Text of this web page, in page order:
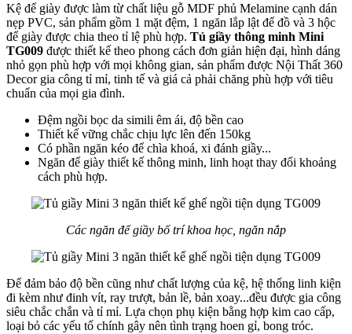
Kệ để giày được làm từ chất liệu gỗ MDF phủ Melamine cạnh dán
nẹp PVC, sản phẩm gồm 1 mặt đệm, 1 ngăn lắp lật để đồ và 3 hộc
để giày được chia theo tỉ lệ phù hợp. Tủ giầy thông minh Mini
TG009 được thiết kế theo phong cách đơn giản hiện đại, hình dáng
nhỏ gọn phù hợp với mọi không gian, sản phẩm được Nội Thất 360
Decor gia công tỉ mỉ, tinh tế và giá cả phải chăng phù hợp với tiêu
chuẩn của mọi gia đình.
Đệm ngồi bọc da simili êm ái, độ bền cao
Thiết kế vững chắc chịu lực lên đến 150kg
Có phần ngăn kéo để chìa khoá, xi đánh giầy...
Ngăn để giày thiết kế thông minh, linh hoạt thay đổi khoảng
cách phù hợp.
Các ngăn để giầy bố trí khoa học, ngăn nắp
Để đảm bảo độ bền cũng như chất lượng của kệ, hệ thống linh kiện
đi kèm như đinh vít, ray trượt, bản lề, bản xoay...đều được gia công
siêu chắc chắn và tỉ mỉ. Lựa chọn phụ kiện bằng hợp kim cao cấp,
loại bỏ các yếu tố chính gây nên tình trạng hoen gỉ, bong tróc.